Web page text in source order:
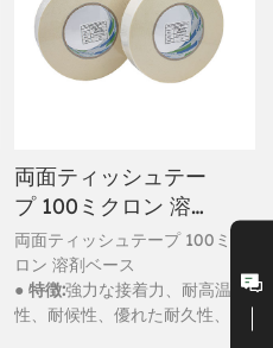
両面ティッシュテー
プ 100ミクロン 溶剤
ベース
両面ティッシュテープ 100ミク
ロン 溶剤ベース
● 特徴:強力な接着力、耐高温
性、耐候性、優れた耐久性、防